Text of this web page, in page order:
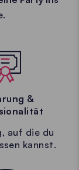
&
auf die du
kannst.